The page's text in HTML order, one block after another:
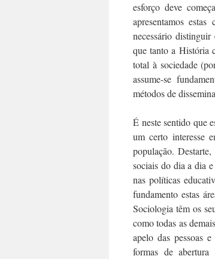
esforço deve
apresentamos
necessário
que tanto a História
total à sociedade
assume-se
métodos de
É neste sentido que
um certo interesse
população.
sociais do dia a dia
nas políticas
fundamento estas
Sociologia têm os
como todas as
apelo das pessoas
formas de